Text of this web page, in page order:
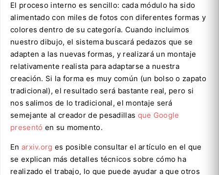
El proceso interno es sencillo: cada módulo ha sido
alimentado con miles de fotos con diferentes formas y
colores dentro de su categoría. Cuando incluimos
nuestro dibujo, el sistema buscará pedazos que se
adapten a las nuevas formas, y realizará un montaje
relativamente realista para adaptarse a nuestra
creación. Si la forma es muy común (un bolso o zapato
tradicional), el resultado será bastante real, pero si
nos salimos de lo tradicional, el montaje será
semejante al creador de pesadillas que Google
presentó en su momento.
En arxiv.org es posible consultar el artículo en el que
se explican más detalles técnicos sobre cómo ha
realizado el trabajo, lo que puede ayudar a que otros